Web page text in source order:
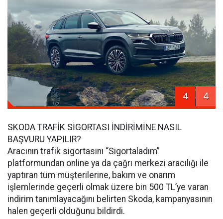
4 4
SKODA TRAFİK SİGORTASI İNDİRİMİNE NASIL
BAŞVURU YAPILIR?
Aracının trafik sigortasını “Sigortaladım”
platformundan online ya da çağrı merkezi aracılığı ile
yaptıran tüm müşterilerine, bakım ve onarım
işlemlerinde geçerli olmak üzere bin 500 TL’ye varan
indirim tanımlayacağını belirten Skoda, kampanyasının
halen geçerli olduğunu bildirdi.